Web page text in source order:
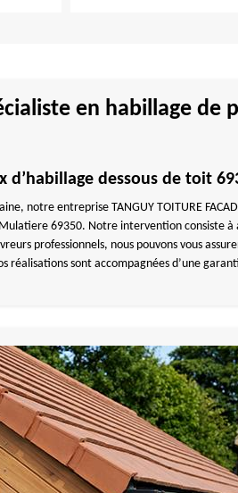
en habillage de
dessous de toit
notre entreprise TANGUY TOITURE
69350. Notre intervention consiste
professionnels, nous pouvons vous
réalisations sont accompagnées d’une